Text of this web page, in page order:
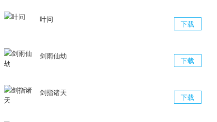
下载
叶问
下载
剑雨仙劫
下载
剑指诸天